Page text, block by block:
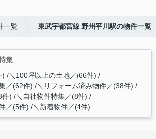
一覧 東武宇都宮線 野州平川駅の物件一覧
集
) ＼100坪以上の土地／(66件)
／(62件) ＼リフォーム済み物件／(38件)
件) ＼自社物件特集／(8件)
／(5件) ＼新着物件／(4件)